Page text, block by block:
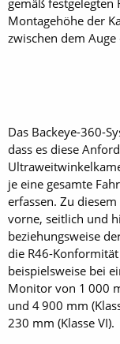
gemäß
Montagehöhe der
zwischen dem
Das Backeye-360-
dass es diese
je eine gesamte
erfassen. Zu
vorne, seitlich und
beziehungsweise
die R46-
beispielsweise bei
Monitor von 1 000
und 4 900 mm
230 mm (Klasse VI).